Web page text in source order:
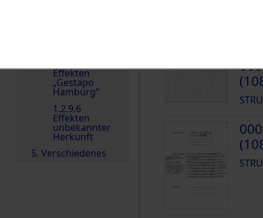
Effekten
„Gestapo
Hamburg“
1.2.9.6
Effekten
unbekannter
Herkunft
5. Verschiedenes